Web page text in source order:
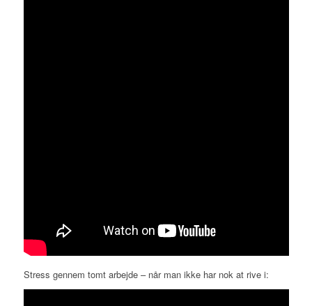
Stress gennem tomt arbejde – når man ikke har nok at rive i: